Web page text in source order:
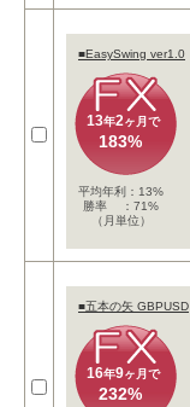
■EasySwing ver1.0
13年2ヶ月で
183%
平均年利：13%
勝率 ：71%
（月単位）
■五本の矢 GBPUSD
16年9ヶ月で
232%